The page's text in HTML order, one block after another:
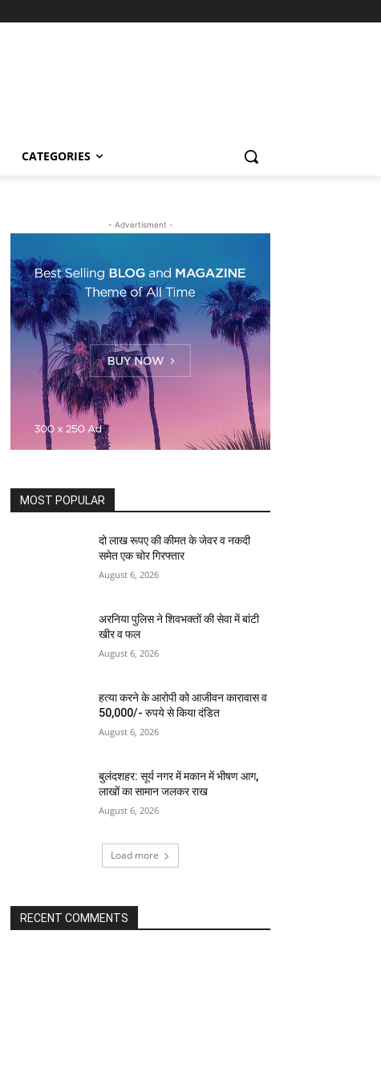
CATEGORIES
- Advertisment -
MOST POPULAR
दो लाख रूपए की कीमत के जेवर व नकदी
समेत एक चोर गिरफ्तार
August 6, 2026
अरनिया पुलिस ने शिवभक्तों की सेवा में बांटी
खीर व फल
August 6, 2026
हत्या करने के आरोपी को आजीवन कारावास व
50,000/- रुपये से किया दंडित
August 6, 2026
बुलंदशहर: सूर्य नगर में मकान में भीषण आग,
लाखों का सामान जलकर राख
August 6, 2026
Load more
RECENT COMMENTS